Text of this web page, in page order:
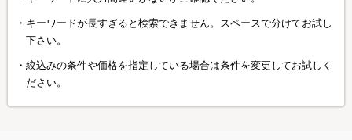
キーワードが長すぎると検索できません。スペースで分けてお試し
下さい。
絞込みの条件や価格を指定している場合は条件を変更してお試しく
ださい。